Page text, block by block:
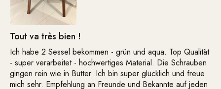
Tout va très bien !
Ich habe 2 Sessel bekommen - grün und aqua. Top Qualität
- super verarbeitet - hochwertiges Material. Die Schrauben
gingen rein wie in Butter. Ich bin super glücklich und freue
mich sehr. Empfehlung an Freunde und Bekannte auf jeden